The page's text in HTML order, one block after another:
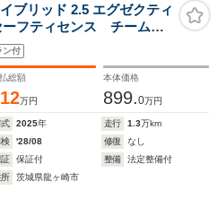
ブリッド 2.5 エグゼクティ
フティセンス チームメ
インナーミラー 両自
シート JBL ディスプレ
ンタメ ドラレコ前後
ン付
総額
万円
本体価格
899.0万円
式 2025年 走行 1.3万km
'28/08 修復
なし
証
保証付 整備
法定整備付
所
茨城県龍ヶ崎市